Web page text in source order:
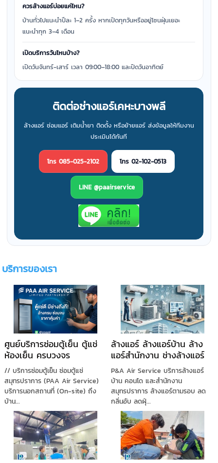
ควรล้างแอร์บ่อยแค่ไหน?
บ้านทั่วไปแนะนำปีละ 1–2 ครั้ง หากเปิดทุกวันหรืออยู่โซนฝุ่นเยอะ
แนะนำทุก 3–4 เดือน
เปิดบริการวันไหนบ้าง?
เปิดวันจันทร์-เสาร์ เวลา 09:00–18:00 และปิดวันอาทิตย์
ติดต่อช่างแอร์เคหะบางพลี
ล้างแอร์ ซ่อมแอร์ เติมน้ำยา ติดตั้ง หรือย้ายแอร์ ส่งข้อมูลให้ทีมงาน
ประเมินได้ทันที
โทร 085-025-2102 โทร 02-102-0513
LINE @paairservice
บริการของเรา
ศูนย์บริการซ่อมตู้เย็น ตู้แช่
ห้องเย็น ครบวงจร
// บริการซ่อมตู้เย็น ซ่อมตู้แช่
สมุทรปราการ (PAA Air Service)
บริการนอกสถานที่ (On-site) ถึง
บ้าน...
ล้างแอร์ ล้างแอร์บ้าน ล้าง
แอร์สำนักงาน ช่างล้างแอร์
ช่างแอร์บ้าน แอร์คอนโด
P&A Air Service บริการล้างแอร์
บ้าน คอนโด และสำนักงาน
สมุทรปราการ ล้างแอร์ตามรอบ ลด
กลิ่นอับ ลดฝุ่...